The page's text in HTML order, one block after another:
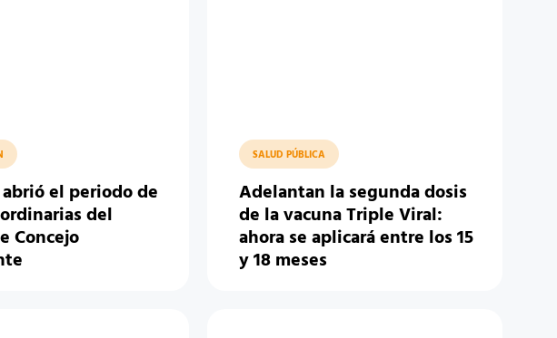
el periodo de
del
Concejo
SALUD PÚBLICA
Adelantan la segunda dosis
de la vacuna Triple Viral:
ahora se aplicará entre los 15
y 18 meses